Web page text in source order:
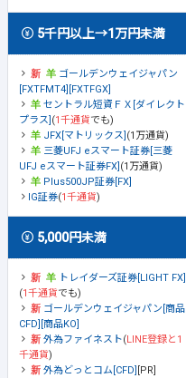
5千円以上→1万円未満
ゴールデンウェイジャパン
[FXTFMT4][FXTFGX]
セントラル短資ＦＸ[ダイレクト
プラス] (1千通貨でも)
JFX[マトリックス] (1万通貨)
三菱UFJ eスマート証券[三菱
UFJ eスマート証券FX] (1万通貨)
Plus500JP証券[FX]
IG証券(1千通貨)
5,000円未満
トレイダーズ証券[LIGHT FX]
(1千通貨でも)
ゴールデンウェイジャパン[商品
CFD][商品KO]
外為ファイネスト(LINE登録と1
千通貨)
外為どっとコム[CFD] [PR]